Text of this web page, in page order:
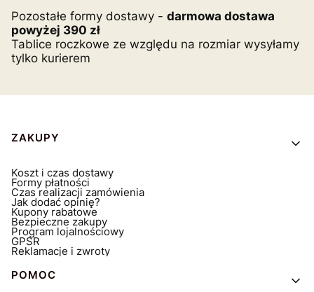
Pozostałe formy dostawy - darmowa dostawa
powyżej 390 zł
Tablice roczkowe ze względu na rozmiar wysyłamy
tylko kurierem
Linki w stopce
ZAKUPY
Koszt i czas dostawy
Formy płatności
Czas realizacji zamówienia
Jak dodać opinię?
Kupony rabatowe
Bezpieczne zakupy
Program lojalnościowy
GPSR
Reklamacje i zwroty
POMOC